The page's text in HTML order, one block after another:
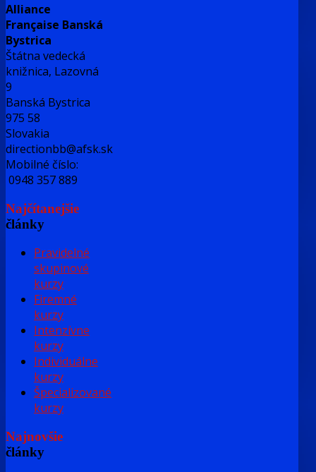
Alliance
Française Banská
Bystrica
Štátna vedecká
knižnica, Lazovná
9
Banská Bystrica
975 58
Slovakia
directionbb@afsk.sk
Mobilné číslo:
0948 357 889
Najčítanejšie
články
Pravidelné
skupinové
kurzy
Firemné
kurzy
Intenzívne
kurzy
Individuálne
kurzy
Špecializované
kurzy
Najnovšie
články